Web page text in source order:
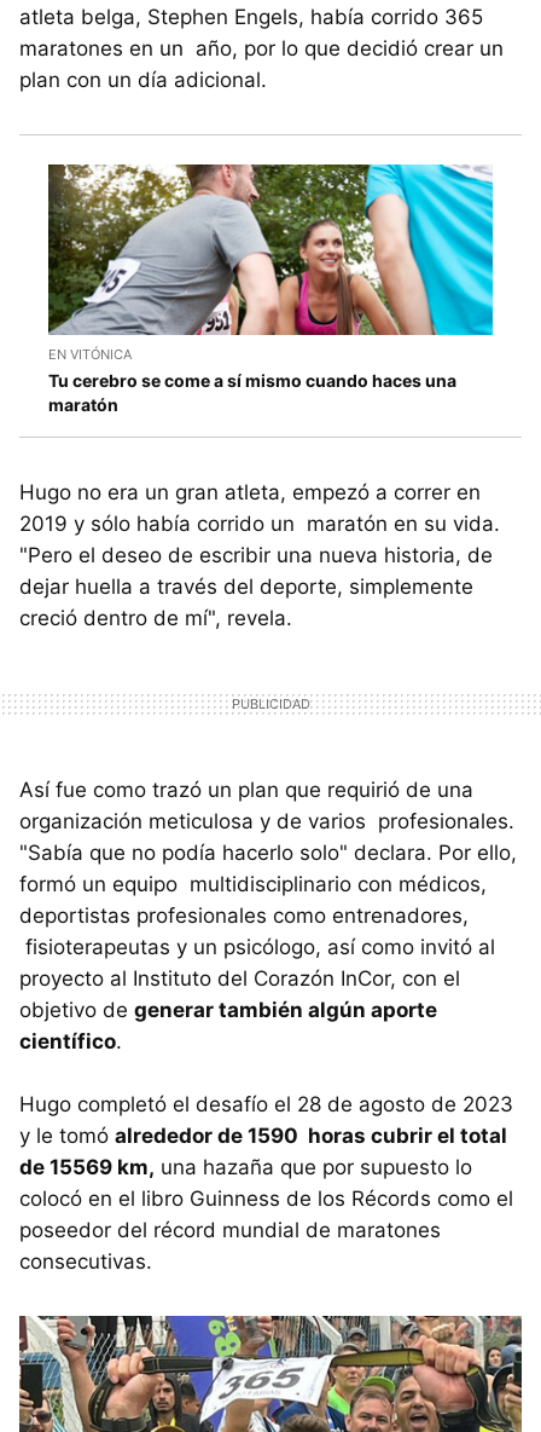
atleta belga, Stephen Engels, había corrido 365
maratones en un año, por lo que decidió crear un
plan con un día adicional.
EN VITÓNICA
Tu cerebro se come a sí mismo cuando haces una
maratón
Hugo no era un gran atleta, empezó a correr en
2019 y sólo había corrido un maratón en su vida.
"Pero el deseo de escribir una nueva historia, de
dejar huella a través del deporte, simplemente
creció dentro de mí", revela.
Así fue como trazó un plan que requirió de una
organización meticulosa y de varios profesionales.
"Sabía que no podía hacerlo solo" declara. Por ello,
formó un equipo multidisciplinario con médicos,
deportistas profesionales como entrenadores,
fisioterapeutas y un psicólogo, así como invitó al
proyecto al Instituto del Corazón InCor, con el
objetivo de generar también algún aporte
científico.
Hugo completó el desafío el 28 de agosto de 2023
y le tomó alrededor de 1590 horas cubrir el total
de 15569 km, una hazaña que por supuesto lo
colocó en el libro Guinness de los Récords como el
poseedor del récord mundial de maratones
consecutivas.